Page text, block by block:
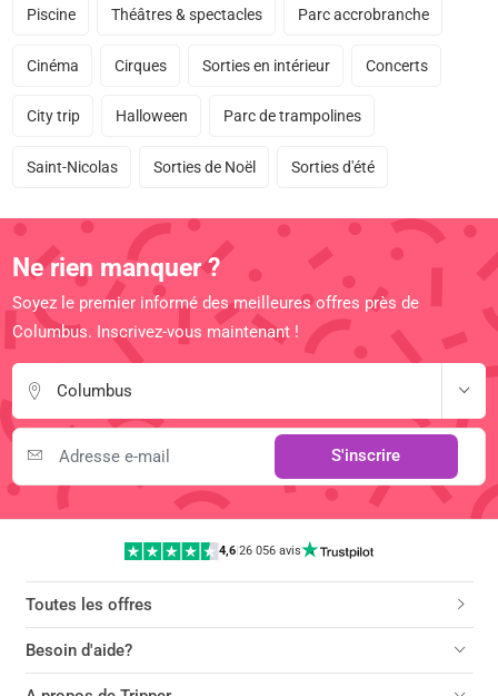
Piscine Théâtres & spectacles Parc accrobranche
Cinéma Cirques Sorties en intérieur Concerts
City trip Halloween Parc de trampolines
Saint-Nicolas Sorties de Noël Sorties d'été
Ne rien manquer ?
Soyez le premier informé des meilleures offres près de
Columbus. Inscrivez-vous maintenant !
Columbus
S'inscrire
4,6 |26 056 avis
Toutes les offres
Besoin d'aide?